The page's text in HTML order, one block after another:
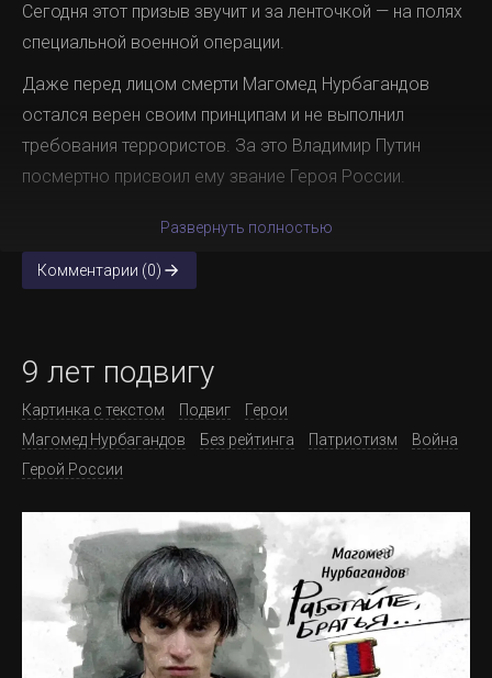
Сегодня этот призыв звучит и за ленточкой — на полях
специальной военной операции.
Даже перед лицом смерти Магомед Нурбагандов
остался верен своим принципам и не выполнил
требования террористов. За это Владимир Путин
посмертно присвоил ему звание Героя России.
Развернуть полностью
Комментарии (0)
9 лет подвигу
Картинка с текстом Подвиг
Герои
Магомед Нурбагандов
Без рейтинга Патриотизм
Война
Герой России